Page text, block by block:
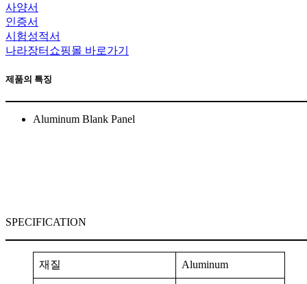
사양서
인증서
시험성적서
나라장터쇼핑몰 바로가기
제품의 특징
Aluminum Blank Panel
SPECIFICATION
재질 Aluminum